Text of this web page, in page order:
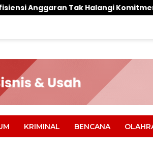
Komitmen DPRD Parimo Kawal
KRIMINAL BENCANA